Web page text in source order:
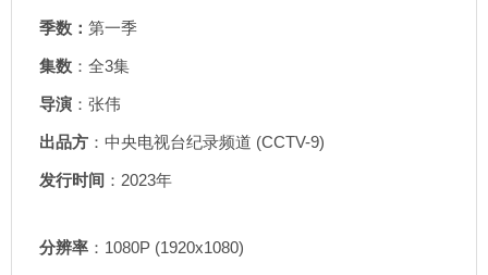
季数： 第一季
集数 ：全3集
导演 ：张伟
出品方 ：中央电视台纪录频道 (CCTV-9)
发行时间 ：2023年
分辨率 ：1080P (1920x1080)